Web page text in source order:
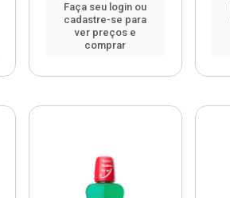
Faça seu login ou
cadastre-se para
ver preços e
comprar